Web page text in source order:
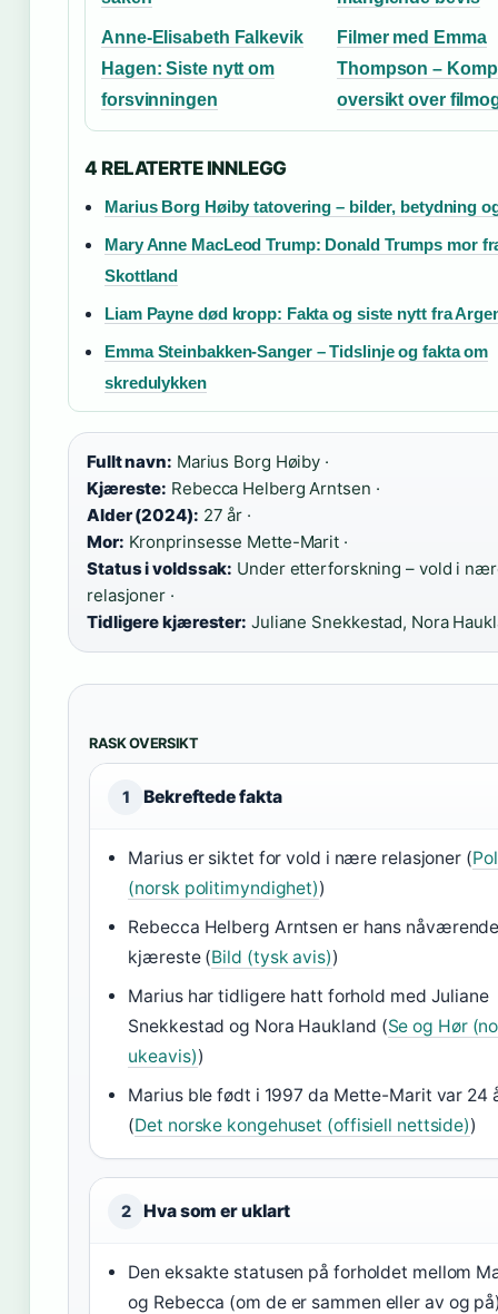
Anne-Elisabeth Falkevik
Hagen: Siste nytt om
forsvinningen
Filmer med Emma
Thompson –
oversikt over
4 RELATERTE INNLEGG
Marius Borg Høiby tatovering – bilder, betydning
Mary Anne MacLeod Trump: Donald Trumps mor
Skottland
Liam Payne død kropp: Fakta og siste nytt fra
Emma Steinbakken-Sanger – Tidslinje og fakta om
skredulykken
Fullt navn: Marius Borg Høiby ·
Kjæreste: Rebecca Helberg Arntsen ·
Alder (2024): 27 år ·
Mor: Kronprinsesse Mette-Marit ·
Status i voldssak: Under etterforskning – vold i
relasjoner ·
Tidligere kjærester: Juliane Snekkestad, Nora
RASK OVERSIKT
1 Bekreftede fakta
Marius er siktet for vold i nære relasjoner (
(norsk politimyndighet))
Rebecca Helberg Arntsen er hans
kjæreste (Bild (tysk avis))
Marius har tidligere hatt forhold med Juliane
Snekkestad og Nora Haukland (Se og Hør
ukeavis))
Marius ble født i 1997 da Mette-Marit var 24
(Det norske kongehuset (offisiell nettside))
2 Hva som er uklart
Den eksakte statusen på forholdet mellom
og Rebecca (om de er sammen eller av og